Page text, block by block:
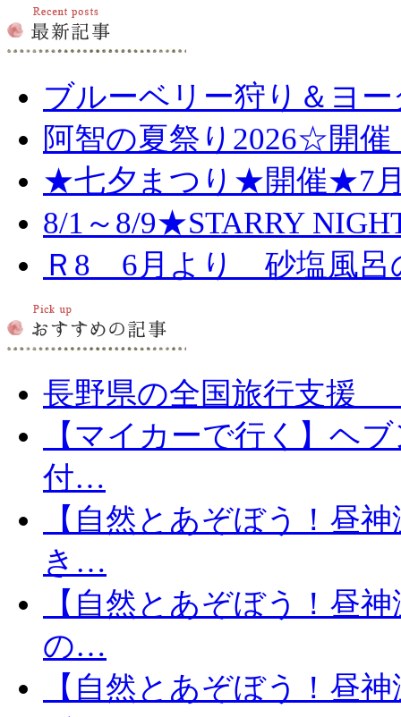
ブルーベリー狩り＆ヨ
阿智の夏祭り2026☆開催
★七夕まつり★開催★7月
8/1～8/9★STARRY
Ｒ8 6月より 砂塩風呂
長野県の全国旅行支援
【マイカーで行く】ヘ
付…
【自然とあぞぼう！昼
き…
【自然とあぞぼう！昼
の…
【自然とあぞぼう！昼